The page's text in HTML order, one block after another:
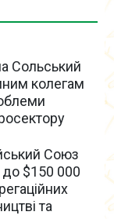
Сольський
колегам
Союз
до $150 000
та